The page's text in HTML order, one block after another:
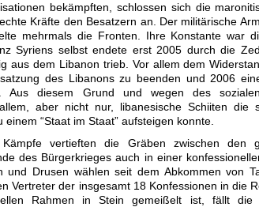
bekämpften, schlossen sich die
Kräfte den Besatzern an. Der militärische
mehrmals die Fronten. Ihre Konstante war
Syriens selbst endete erst 2005 durch die
aus dem Libanon trieb. Vor allem dem
des Libanons zu beenden und 2006
Aus diesem Grund und wegen des
aber nicht nur, libanesische Schiiten die
“Staat im Staat” aufsteigen konnte.
vertieften die Gräben zwischen den
des Bürgerkrieges auch in einer
und Drusen wählen seit dem Abkommen von
Vertreter der insgesamt 18 Konfessionen in die
Rahmen in Stein gemeißelt ist, fällt die